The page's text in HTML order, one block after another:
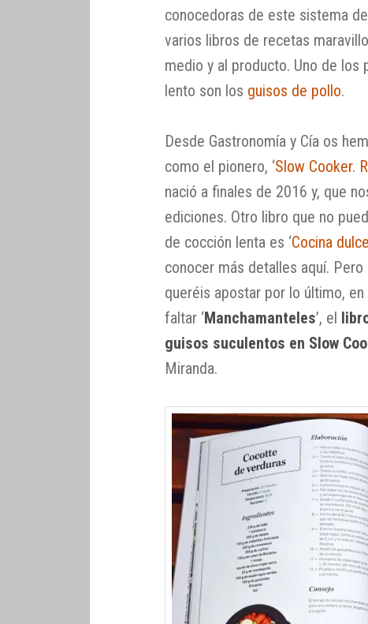
conocedoras de este sistema
varios libros de recetas
medio y al producto. Uno de
lento son los guisos de pollo.
Desde Gastronomía y Cía os
como el pionero, ‘Slow Cooker.
nació a finales de 2016 y, que
ediciones. Otro libro que no
de cocción lenta es ‘Cocina
conocer más detalles aquí.
queréis apostar por lo último,
faltar ‘Manchamanteles’, el
guisos suculentos en Slow
Miranda.